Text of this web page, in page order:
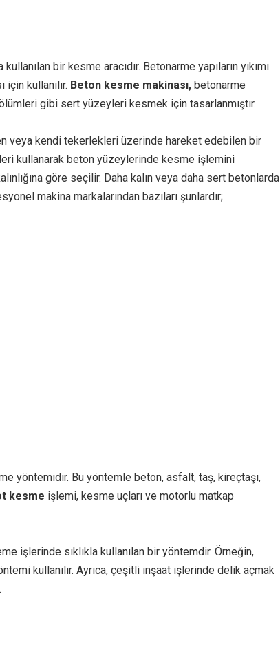
bir kesme aracıdır. Betonarme yapıların yıkımı
kullanılır. Beton kesme makinası, betonarme
gibi sert yüzeyleri kesmek için tasarlanmıştır.
veya kendi tekerlekleri üzerinde hareket edebilen bir
kullanarak beton yüzeylerinde kesme işlemini
göre seçilir. Daha kalın veya daha sert betonlarda
makina markalarından bazıları şunlardır;
yöntemidir. Bu yöntemle beton, asfalt, taş, kireçtaşı,
kesme işlemi, kesme uçları ve motorlu matkap
işlerinde sıklıkla kullanılan bir yöntemdir. Örneğin,
kullanılır. Ayrıca, çeşitli inşaat işlerinde delik açmak